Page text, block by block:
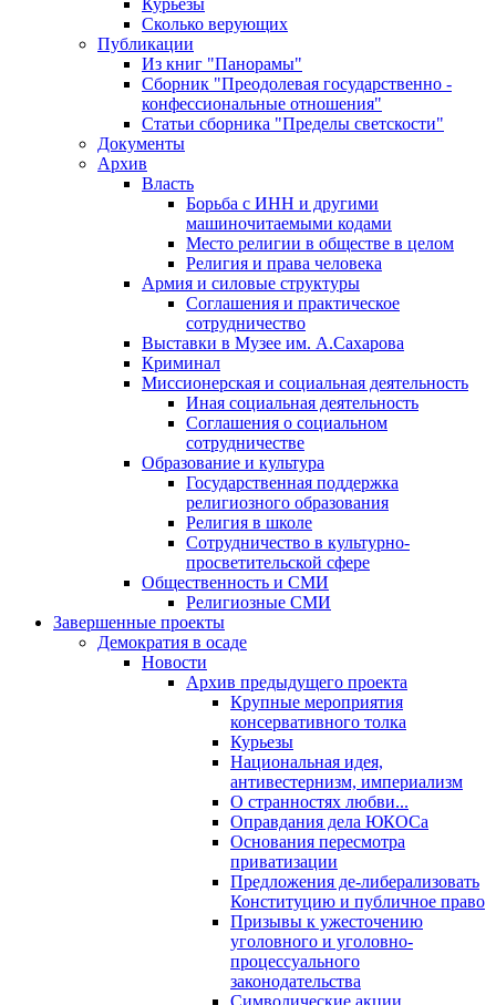
Курьезы
Сколько верующих
Публикации
Из книг "Панорамы"
Сборник "Преодолевая государственно -
конфессиональные отношения"
Статьи сборника "Пределы светскости"
Документы
Архив
Власть
Борьба с ИНН и другими
машиночитаемыми кодами
Место религии в обществе в целом
Религия и права человека
Армия и силовые структуры
Соглашения и практическое
сотрудничество
Выставки в Музее им. А.Сахарова
Криминал
Миссионерская и социальная деятельность
Иная социальная деятельность
Соглашения о социальном
сотрудничестве
Образование и культура
Государственная поддержка
религиозного образования
Религия в школе
Сотрудничество в культурно-
просветительской сфере
Общественность и СМИ
Религиозные СМИ
Завершенные проекты
Демократия в осаде
Новости
Архив предыдущего проекта
Крупные мероприятия
консервативного толка
Курьезы
Национальная идея,
антивестернизм, империализм
О странностях любви...
Оправдания дела ЮКОСа
Основания пересмотра
приватизации
Предложения де-либерализовать
Конституцию и публичное право
Призывы к ужесточению
уголовного и уголовно-
процессуального
законодательства
Символические акции